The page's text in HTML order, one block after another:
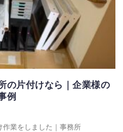
の片付けなら｜企業様の
例
作業をしました｜事務所